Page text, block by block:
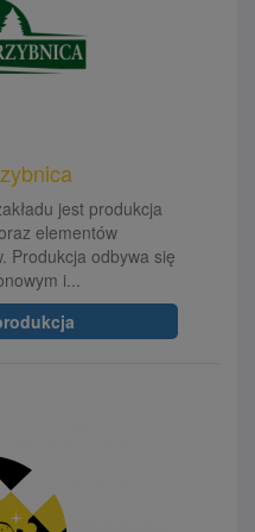
jest produkcja
elementów
Produkcja odbywa się
i...